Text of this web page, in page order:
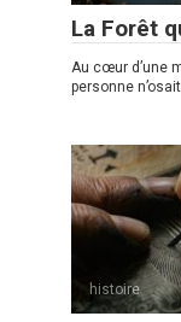
La Forêt
Au cœur d’une
personne
histoire